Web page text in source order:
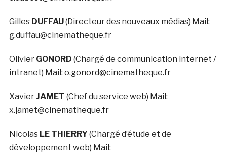
Gilles DUFFAU(Directeur des nouveaux médias) Mail:
g.duffau@cinematheque.fr
Olivier GONORD (Chargé de communication internet /
intranet) Mail: o.gonord@cinematheque.fr
Xavier JAMET (Chef du service web) Mail:
x.jamet@cinematheque.fr
Nicolas LE THIERRY(Chargé d’étude et de
développement web) Mail: